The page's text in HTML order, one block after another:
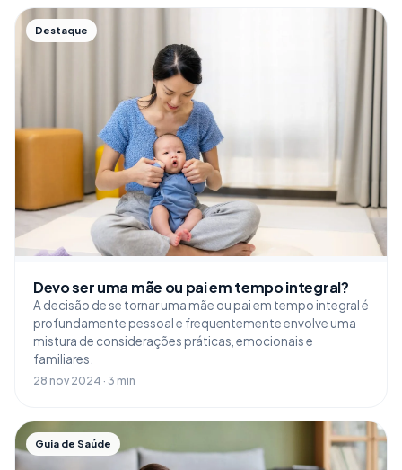
Destaque
Devo ser uma mãe ou pai em tempo integral?
A decisão de se tornar uma mãe ou pai em tempo integral é
profundamente pessoal e frequentemente envolve uma
mistura de considerações práticas, emocionais e
familiares.
28 nov 2024 · 3 min
Guia de Saúde